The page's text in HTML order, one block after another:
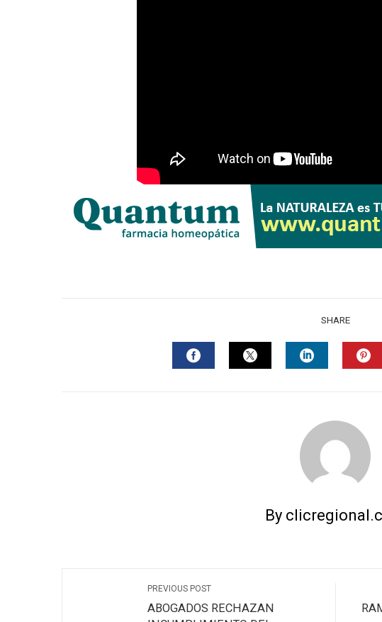
SHARE
By
PREVIOUS POST
ABOGADOS RECHAZAN